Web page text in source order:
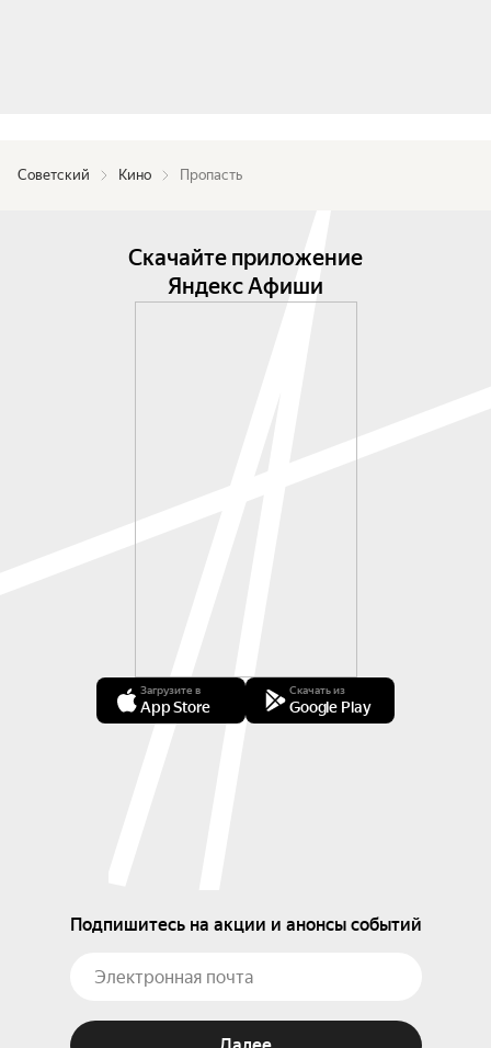
Советский Кино Пропасть
Скачайте приложение
Яндекс Афиши
Загрузите в
App Store
Скачать из
Google Play
Подпишитесь на акции и анонсы событий